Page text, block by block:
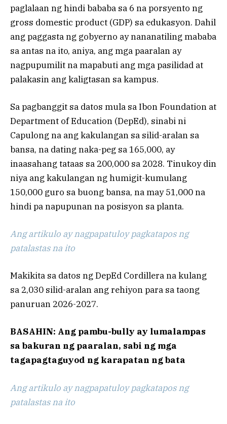
paglalaan ng hindi bababa sa 6 na porsyento ng
gross domestic product (GDP) sa edukasyon. Dahil
ang paggasta ng gobyerno ay nananatiling mababa
sa antas na ito, aniya, ang mga paaralan ay
nagpupumilit na mapabuti ang mga pasilidad at
palakasin ang kaligtasan sa kampus.
Sa pagbanggit sa datos mula sa Ibon Foundation at
Department of Education (DepEd), sinabi ni
Capulong na ang kakulangan sa silid-aralan sa
bansa, na dating naka-peg sa 165,000, ay
inaasahang tataas sa 200,000 sa 2028. Tinukoy din
niya ang kakulangan ng humigit-kumulang
150,000 guro sa buong bansa, na may 51,000 na
hindi pa napupunan na posisyon sa planta.
Ang artikulo ay nagpapatuloy pagkatapos ng
patalastas na ito
Makikita sa datos ng DepEd Cordillera na kulang
sa 2,030 silid-aralan ang rehiyon para sa taong
panuruan 2026-2027.
BASAHIN: Ang pambu-bully ay lumalampas
sa bakuran ng paaralan, sabi ng mga
tagapagtaguyod ng karapatan ng bata
Ang artikulo ay nagpapatuloy pagkatapos ng
patalastas na ito